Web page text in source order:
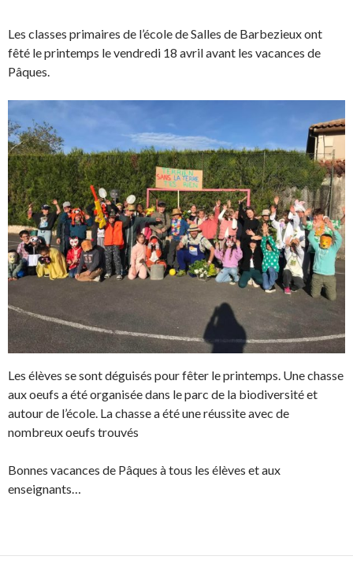
Les classes primaires de l’école de Salles de Barbezieux ont
fêté le printemps le vendredi 18 avril avant les vacances de
Pâques.
Les élèves se sont déguisés pour fêter le printemps. Une chasse
aux oeufs a été organisée dans le parc de la biodiversité et
autour de l’école. La chasse a été une réussite avec de
nombreux oeufs trouvés
Bonnes vacances de Pâques à tous les élèves et aux
enseignants…